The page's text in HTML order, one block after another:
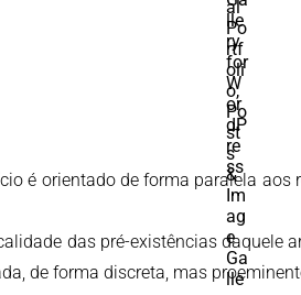
é orientado de forma paralela
das pré-existências daquele
de forma discreta, mas